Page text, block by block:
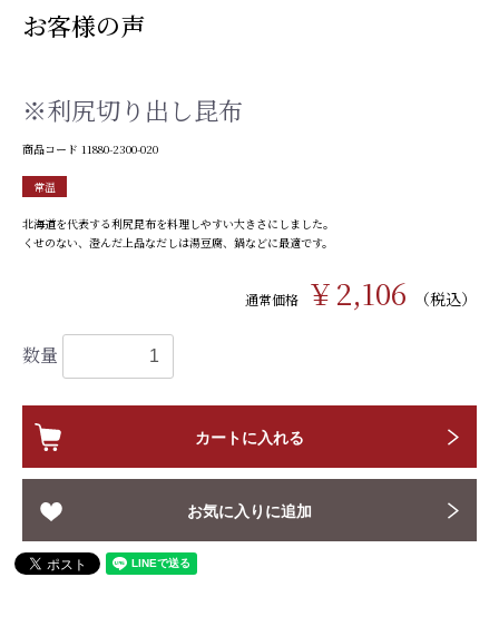
お客様の声
※利尻切り出し昆布
商品コード 11880-2300-020
常温
北海道を代表する利尻昆布を料理しやすい大きさにしました。
くせのない、澄んだ上品なだしは湯豆腐、鍋などに最適です。
通常価格 ￥2,106 （税込）
数量
カートに入れる
お気に入りに追加